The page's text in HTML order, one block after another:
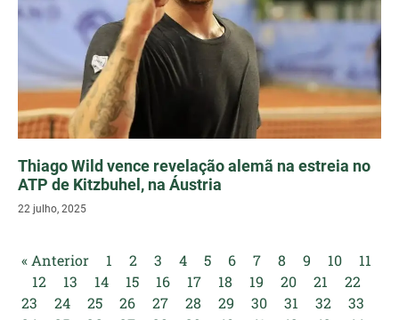
Thiago Wild vence revelação alemã na estreia no
ATP de Kitzbuhel, na Áustria
22 julho, 2025
« Anterior 1 2 3 4 5 6 7 8 9 10
11
12
13 14 15 16 17 18 19 20 21
22
23
24 25 26 27 28 29 30 31 32
33